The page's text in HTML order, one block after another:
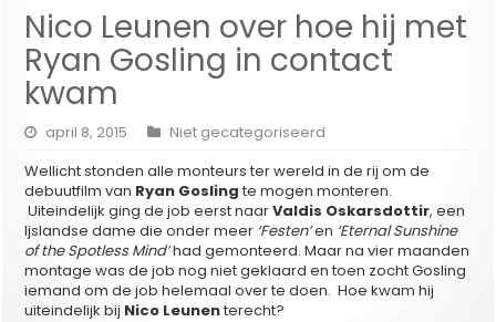
Nico Leunen over hoe hij met
Ryan Gosling in contact
kwam
april 8, 2015
Niet gecategoriseerd
Wellicht stonden alle monteurs ter wereld in de rij om de
debuutfilm van Ryan Gosling te mogen monteren.
Uiteindelijk ging de job eerst naarValdis Oskarsdottir, een
Ijslandse dame die onder meer ‘Festen’en ‘Eternal Sunshine
of the Spotless Mind’had gemonteerd. Maar na vier maanden
montage was de job nog niet geklaard en toen zocht Gosling
iemand om de job helemaal over te doen. Hoe kwam hij
uiteindelijk bij Nico Leunenterecht?